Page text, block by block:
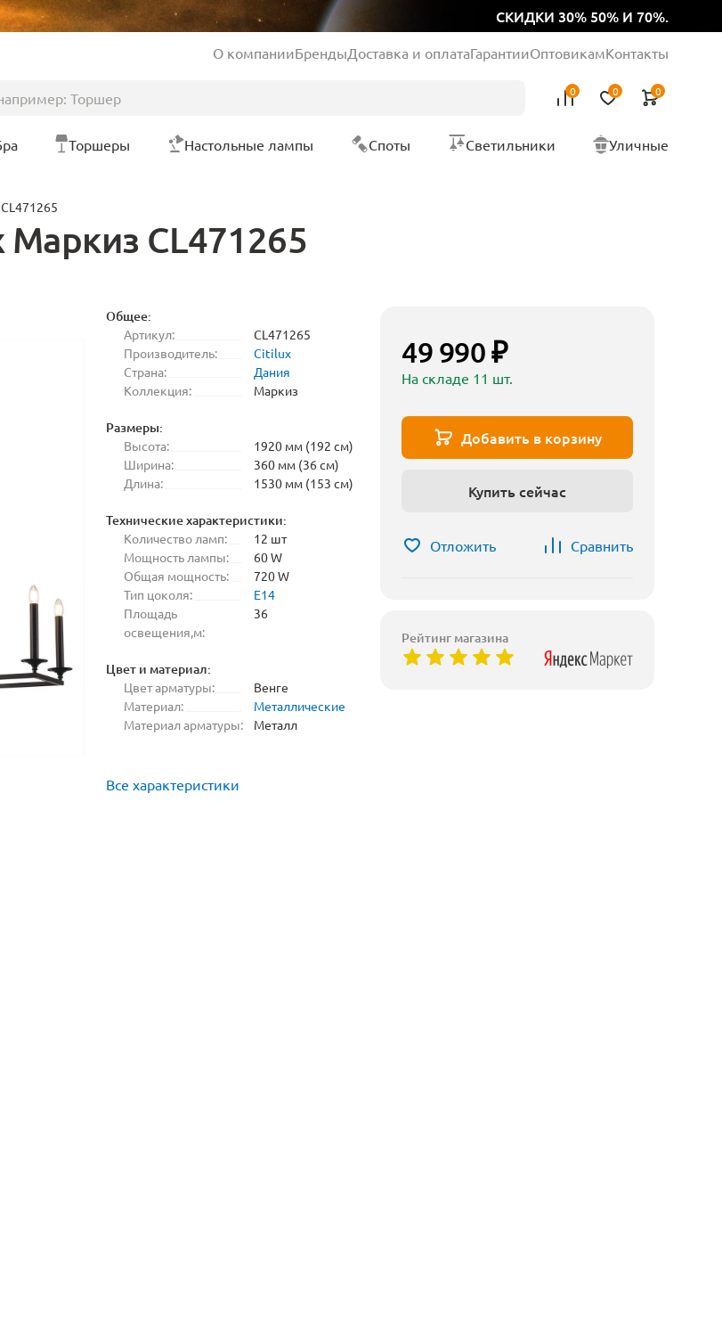
СКИДКИ 30% 50% И 70%.
О компанииБрендыДоставка и оплатаГарантииОптовикамКонтакты
0 0 0
Торшеры Настольные лампы Споты Светильники Уличные
CL471265
Общее:
Артикул:
CL471265
Производитель:
Citilux
Страна:
Дания
Коллекция:
Маркиз
Размеры:
Высота:
1920 мм (192 см)
Ширина:
360 мм (36 см)
Длина:
1530 мм (153 см)
Технические характеристики:
Количество ламп:
12 шт
Мощность лампы:
60 W
Общая мощность:
720 W
Тип цоколя:
E14
Площадь
освещения,м:
36
Цвет и материал:
Цвет арматуры:
Венге
Материал:
Металлические
Материал арматуры:
Металл
Все характеристики
49 990 ₽
На складе 11 шт.
Добавить в корзину
Купить сейчас
Отложить Сравнить
Рейтинг магазина